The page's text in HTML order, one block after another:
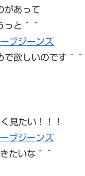
があって
っと＾＾
ブジーンズ
欲しいのです＾＾
見たい！！！
ブジーンズ
たいな＾＾